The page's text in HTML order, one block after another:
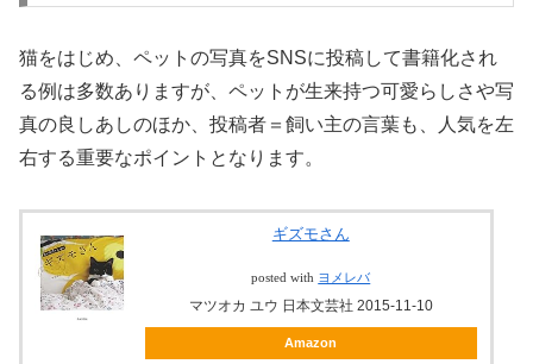
猫をはじめ、ペットの写真をSNSに投稿して書籍化され
る例は多数ありますが、ペットが生来持つ可愛らしさや写
真の良しあしのほか、投稿者＝飼い主の言葉も、人気を左
右する重要なポイントとなります。
ギズモさん
posted with ヨメレバ
マツオカ ユウ 日本文芸社 2015-11-10
Amazon